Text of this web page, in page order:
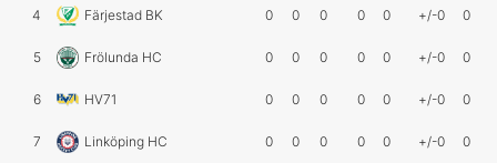
4 Färjestad BK 0 0 0 0 0 +/-0 0
5 Frölunda HC 0 0 0 0 0 +/-0 0
6 HV71 0 0 0 0 0 +/-0 0
7 Linköping HC 0 0 0 0 0 +/-0 0